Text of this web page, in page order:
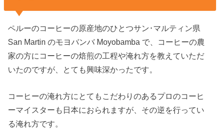
ペルーのコーヒーの原産地のひとつサン･マルティン県
San Martin のモヨバンバ Moyobamba で、コーヒーの農
家の方にコーヒーの焙煎の工程や淹れ方を教えていただ
いたのですが、とても興味深かったです。
コーヒーの淹れ方にとてもこだわりのあるプロのコーヒ
ーマイスターも日本におられますが、その逆を行ってい
る淹れ方です。